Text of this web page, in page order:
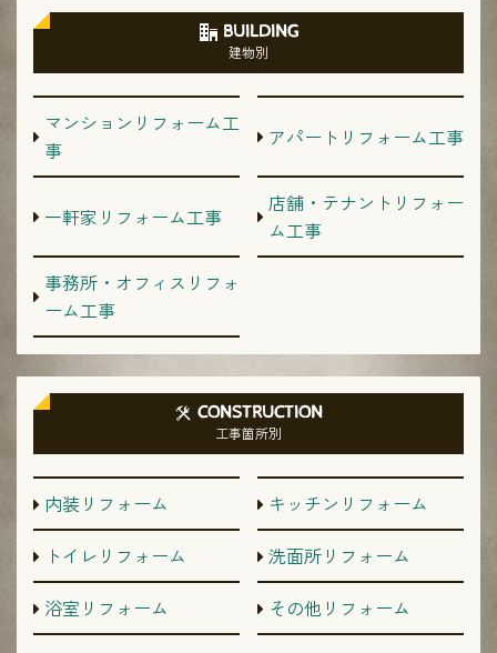
BUILDING
建物別
マンションリフォーム工
事
アパートリフォーム工事
一軒家リフォーム工事
店舗・テナントリフォー
ム工事
事務所・オフィスリフォ
ーム工事
CONSTRUCTION
工事箇所別
内装リフォーム
キッチンリフォーム
トイレリフォーム
洗面所リフォーム
浴室リフォーム
その他リフォーム